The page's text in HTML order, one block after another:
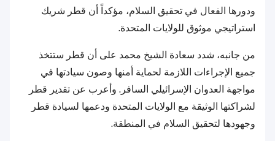
ودورها الفعال في تحقيق السلام، مؤكداً أن قطر شريك
استراتيجي موثوق للولايات المتحدة.
من جانبه، شدد سعادة الشيخ محمد على أن قطر ستتخذ
جميع الإجراءات اللازمة لحماية أمنها وصون سيادتها في
مواجهة العدوان الإسرائيلي السافر. وأعرب عن تقدير قطر
لشراكتها الوثيقة مع الولايات المتحدة ودعمها لسيادة قطر
وجهودها لتحقيق السلام في المنطقة.